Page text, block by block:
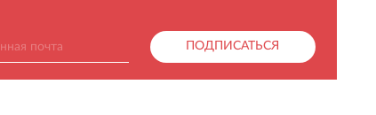
ПОДПИСАТЬСЯ